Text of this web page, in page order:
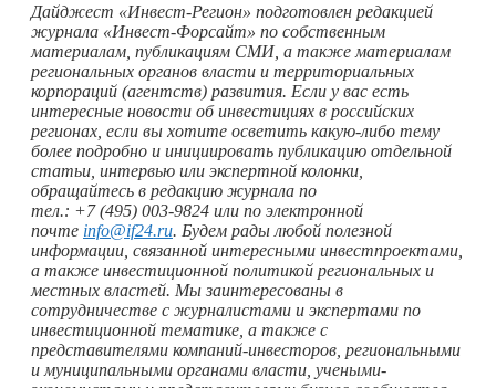
Дайджест «Инвест-Регион» подготовлен редакцией
журнала «Инвест-Форсайт» по собственным
материалам, публикациям СМИ, а также материалам
региональных органов власти и территориальных
корпораций (агентств) развития. Если у вас есть
интересные новости об инвестициях в российских
регионах, если вы хотите осветить какую-либо тему
более подробно и инициировать публикацию отдельной
статьи, интервью или экспертной колонки,
обращайтесь в редакцию журнала по
тел.: +7 (495) 003‑9824 или по электронной
почте info@if24.ru. Будем рады любой полезной
информации, связанной интересными инвестпроектами,
а также инвестиционной политикой региональных и
местных властей. Мы заинтересованы в
сотрудничестве с журналистами и экспертами по
инвестиционной тематике, а также с
представителями компаний-инвесторов, региональными
и муниципальными органами власти, учеными-